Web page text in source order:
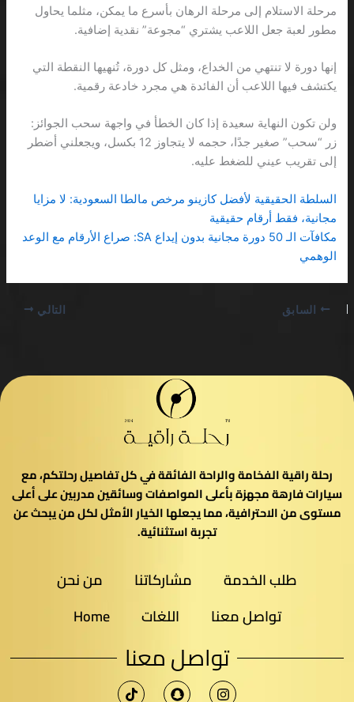
مرحلة الاستلام إلى مرحلة الرهان بأسرع ما يمكن، مثلما يحاول
مطور لعبة جعل اللاعب يشتري “مجوعة” نقدية إضافية.
إنها دورة لا تنتهي من الخداع، ومثل كل دورة، تُنهيها النقطة التي
يكتشف فيها اللاعب أن الفائدة هي مجرد خادعة رقمية.
ولن تكون النهاية سعيدة إذا كان الخطأ في واجهة سحب الجوائز:
زر “سحب” صغير جدًا، حجمه لا يتجاوز 12 بكسل، ويجعلني أضطر
إلى تقريب عيني للضغط عليه.
السلطة الحقيقية لأفضل كازينو مرخص مالطا السعودية: لا مزايا
مجانية، فقط أرقام حقيقية
مكافآت الـ 50 دورة مجانية بدون إيداع SA: صراع الأرقام مع الوعد
الوهمي
السابق التالي
رحلة راقية الفخامة والراحة الفائقة في كل تفاصيل رحلتكم، مع
سيارات فارهة مجهزة بأعلى المواصفات وسائقين مدربين على أعلى
مستوى من الاحترافية، مما يجعلها الخيار الأمثل لكل من يبحث عن
تجربة استثنائية.
طلب الخدمة مشاركاتنا
من نحن
تواصل معنا
اللغات Home
تواصل معنا​